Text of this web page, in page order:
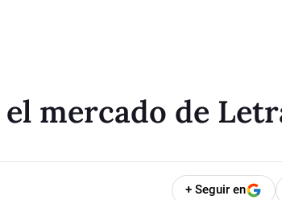
mercado de
+ Seguir en